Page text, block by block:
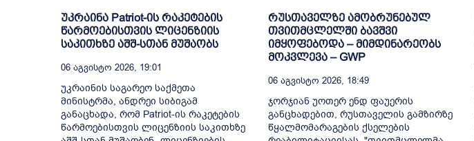
უკრაინა Patriot-ის რაკეტების
წარმოებისთვის ლიცენზიის
საკითხზე აშშ-სთან მუშაობს
06 Აგვისტო 2026, 19:01
უკრაინის საგარეო საქმეთა
მინისტრმა, ანდრეი სიბიგამ
განაცხადა, რომ Patriot-ის რაკეტების
წარმოებისთვის ლიცენზიის საკითხზე
რუსთაველზე ამობრუნებულ
თვითმცლელში ბავშვი
იმყოფებოდა – მიმდინარეობს
მოკვლევა – GWP
06 Აგვისტო 2026, 18:49
ჯორჯიან უოთერ ენდ ფაუერის
განცხადებით, რუსთაველის გამზირზე
წყალმომარაგების ქსელების